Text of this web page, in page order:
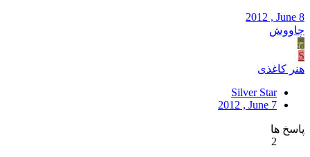
2012 , June 8
چاووش
چ
S
هنر کاغذی
Silver Star
2012 , June 7
پاسخ ها
2